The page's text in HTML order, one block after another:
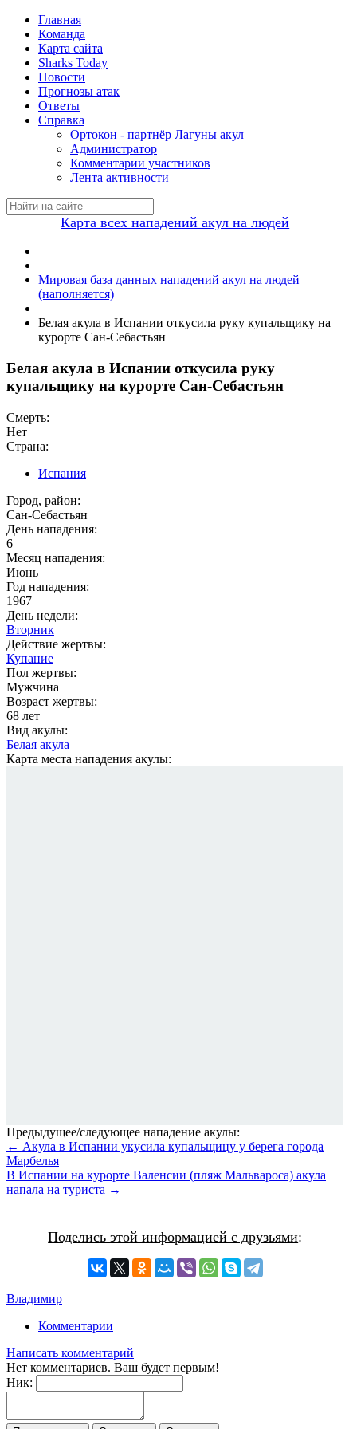
Главная
Команда
Карта сайта
Sharks Today
Новости
Прогнозы атак
Ответы
Справка
Ортокон - партнёр Лагуны акул
Администратор
Комментарии участников
Лента активности
Карта всех нападений акул на людей
Мировая база данных нападений акул на людей
(наполняется)
Белая акула в Испании откусила руку купальщику на
курорте Сан-Себастьян
Белая акула в Испании откусила руку
купальщику на курорте Сан-Себастьян
Смерть:
Нет
Страна:
Испания
Город, район:
Сан-Себастьян
День нападения:
6
Месяц нападения:
Июнь
Год нападения:
1967
День недели:
Вторник
Действие жертвы:
Купание
Пол жертвы:
Мужчина
Возраст жертвы:
68 лет
Вид акулы:
Белая акула
Карта места нападения акулы:
Предыдущее/следующее нападение акулы:
← Акула в Испании укусила купальщицу у берега города
Марбелья
В Испании на курорте Валенсии (пляж Мальвароса) акула
напала на туриста →
Поделись этой информацией с друзьями:
Владимир
Комментарии
Написать комментарий
Нет комментариев. Ваш будет первым!
Ник: